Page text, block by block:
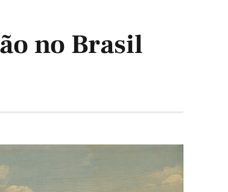
no Brasil